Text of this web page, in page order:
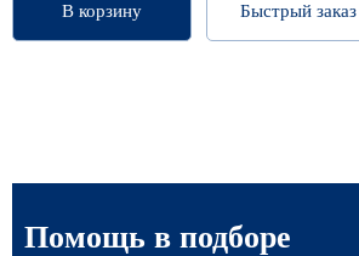
В корзину Быстрый заказ
Помощь в подборе